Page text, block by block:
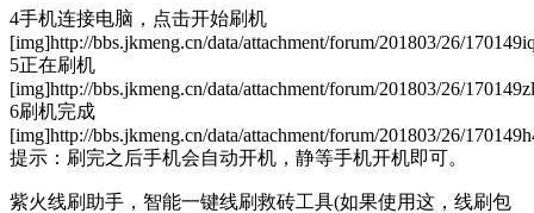
4手机连接电脑，点击开始刷机
[img]http://bbs.jkmeng.cn/data/attachment/forum/201803/26/
5正在刷机
[img]http://bbs.jkmeng.cn/data/attachment/forum/201803/26/
6刷机完成
[img]http://bbs.jkmeng.cn/data/attachment/forum/201803/26/
提示：刷完之后手机会自动开机，静等手机开机即可。
紫火线刷助手，智能一键线刷救砖工具(如果使用这，线刷包